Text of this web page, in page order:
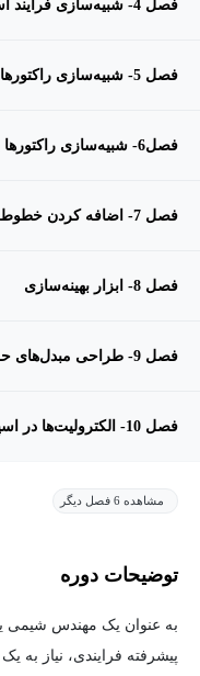
فصل 4- شبیه‌سازی فرایند استخراج مایع-مایع
فصل 5- شبیه‌سازی راکتورها با سینتیک واکنش ساده
فصل6- شبیه‌سازی راکتورها با سینتیک واکنش پیچیده
فصل 7- اضافه کردن خطوط لوله، پمپ‌ها و Valveها
فصل 8- ابزار بهینه‌سازی
فصل 9- طراحی مبدل‌های حرارتی
فصل 10- الکترولیت‌ها‌ در اسپن پلاس
مشاهده 6 فصل دیگر
توضیحات دوره
به عنوان یک مهندس شیمی
پیشرفته فرایندی، نیاز به